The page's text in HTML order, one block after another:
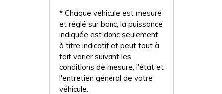
* Chaque véhicule est mesuré
et réglé sur banc, la puissance
indiquée est donc seulement
à titre indicatif et peut tout à
fait varier suivant les
conditions de mesure, l'état et
l'entretien général de votre
véhicule.